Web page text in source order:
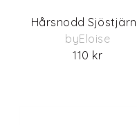
Hårsnodd
byEloise
110 kr